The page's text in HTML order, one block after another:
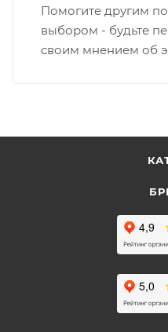
Помогите другим
выбором - будьте
своим мнением об